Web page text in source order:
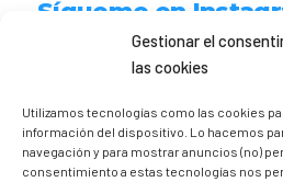
Gestionar el
las cookies
Utilizamos tecnologías como las cookies
información del dispositivo. Lo hacemos
navegación y para mostrar anuncios (no)
consentimiento a estas tecnologías nos
Sígueme en
Freelance | Web | RRSS
@lacatalina.shop
Alquila
@caravana_go
Mi blog de